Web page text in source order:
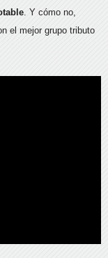
. Y cómo no,
el mejor grupo tributo